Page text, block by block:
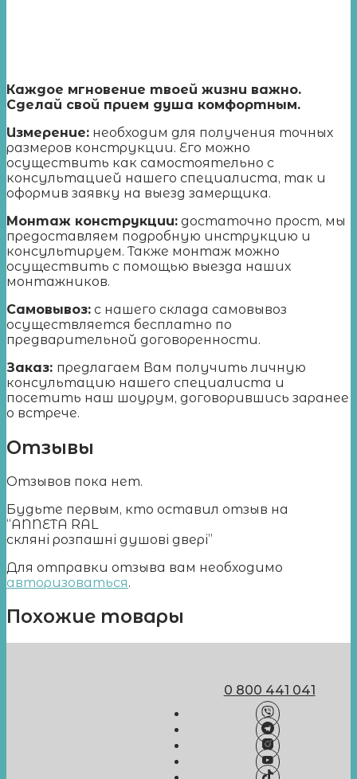
Каждое мгновение твоей жизни важно.
Сделай свой прием душа комфортным.
Измерение: необходим для получения точных
размеров конструкции. Его можно
осуществить как самостоятельно с
консультацией нашего специалиста, так и
оформив заявку на выезд замерщика.
Монтаж конструкции: достаточно прост, мы
предоставляем подробную инструкцию и
консультируем. Также монтаж можно
осуществить с помощью выезда наших
монтажников.
Самовывоз: с нашего склада самовывоз
осуществляется бесплатно по
предварительной договоренности.
Заказ: предлагаем Вам получить личную
консультацию нашего специалиста и
посетить наш шоурум, договорившись заранее
о встрече.
Отзывы
Отзывов пока нет.
Будьте первым, кто оставил отзыв на
“ANNETA RAL
скляні розпашні душові двері”
Для отправки отзыва вам необходимо
авторизоваться.
Похожие товары
0 800 441 041